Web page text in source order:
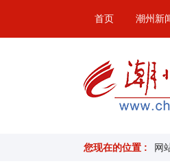
首页 潮州新
您现在的位置 : 网